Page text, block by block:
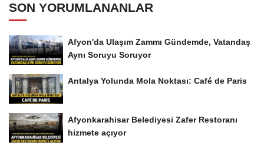
SON YORUMLANANLAR
Afyon'da Ulaşım Zammı Gündemde, Vatandaş
Aynı Soruyu Soruyor
Antalya Yolunda Mola Noktası: Café de Paris
Afyonkarahisar Belediyesi Zafer Restoranı
hizmete açıyor